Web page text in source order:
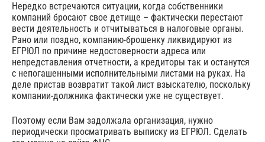
Нередко встречаются ситуации, когда собственники
компаний бросают свое детище – фактически перестают
вести деятельность и отчитываться в налоговые органы.
Рано или поздно, компанию-брошенку ликвидируют из
ЕГРЮЛ по причине недостоверности адреса или
непредставления отчетности, а кредиторы так и останутся
с непогашенными исполнительными листами на руках. На
деле пристав возвратит такой лист взыскателю, поскольку
компании-должника фактически уже не существует.
Поэтому если Вам задолжала организация, нужно
периодически просматривать выписку из ЕГРЮЛ. Сделать